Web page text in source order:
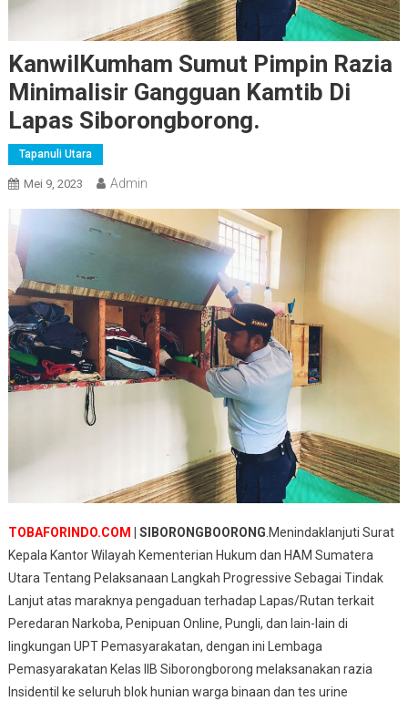
KanwilKumham Sumut Pimpin Razia
Minimalisir Gangguan Kamtib Di
Lapas Siborongborong.
Tapanuli Utara
Mei 9, 2023 Admin
TOBAFORINDO.COM | SIBORONGBOORONG .Menindaklanjuti Surat
Kepala Kantor Wilayah Kementerian Hukum dan HAM Sumatera
Utara Tentang Pelaksanaan Langkah Progressive Sebagai Tindak
Lanjut atas maraknya pengaduan terhadap Lapas/Rutan terkait
Peredaran Narkoba, Penipuan Online, Pungli, dan lain-lain di
lingkungan UPT Pemasyarakatan, dengan ini Lembaga
Pemasyarakatan Kelas IIB Siborongborong melaksanakan razia
Insidentil ke seluruh blok hunian warga binaan dan tes urine